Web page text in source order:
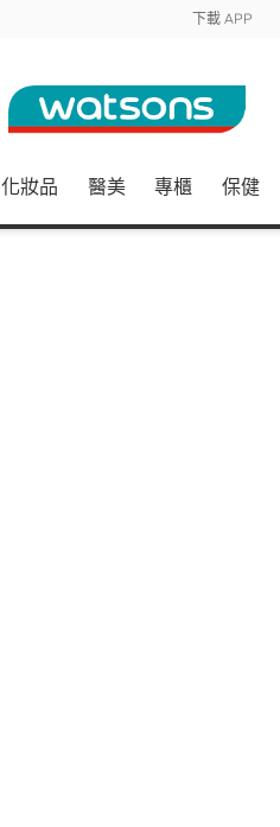
下載 APP
化妝品 醫美 專櫃 保健